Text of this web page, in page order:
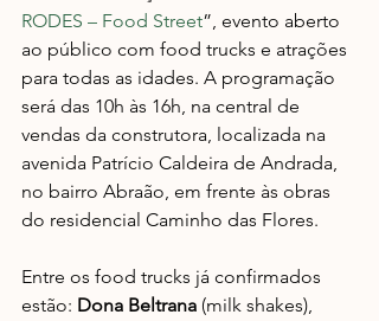
RODES – Food Street”, evento aberto
ao público com food trucks e atrações
para todas as idades. A programação
será das 10h às 16h, na central de
vendas da construtora, localizada na
avenida Patrício Caldeira de Andrada,
no bairro Abraão, em frente às obras
do residencial Caminho das Flores.
Entre os food trucks já confirmados
estão: Dona Beltrana (milk shakes),